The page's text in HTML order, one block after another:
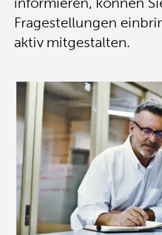
informieren, können
Fragestellungen
aktiv mitgestalten.